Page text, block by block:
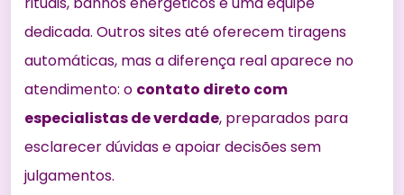
dedicada. Outros sites até oferecem tiragens
automáticas, mas a diferença real aparece no
atendimento: o contato direto com
especialistas de verdade, preparados para
esclarecer dúvidas e apoiar decisões sem
julgamentos.